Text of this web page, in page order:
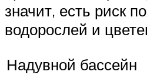
значит, есть риск
водорослей и
Надувной бассейн